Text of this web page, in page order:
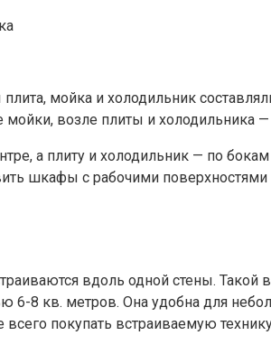
мойка и холодильник
мойки, возле плиты и
а плиту и холодильник — по
шкафы с рабочими
вдоль одной стены.
8 кв. метров. Она удобна для
покупать встраиваемую